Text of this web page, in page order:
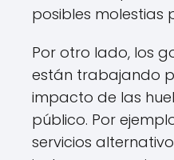
posibles molestias
Por otro lado, los
están trabajando
impacto de las
público. Por
servicios